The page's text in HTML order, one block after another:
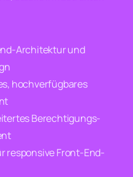
Architektur und
hochverfügbares
Berechtigungs-
responsive Front-End-